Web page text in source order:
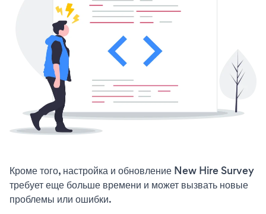
Кроме того, настройка и обновление New Hire Survey
требует еще больше времени и может вызвать новые
проблемы или ошибки.